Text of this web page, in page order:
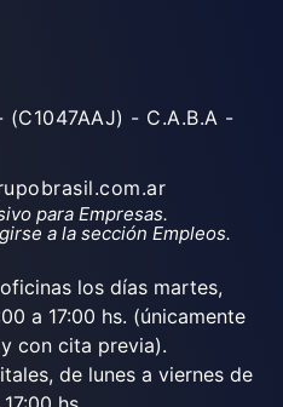
- C.A.B.A -
para Empresas.
a la sección Empleos.
los días martes,
a 17:00 hs. (únicamente
con cita previa).
de lunes a viernes de